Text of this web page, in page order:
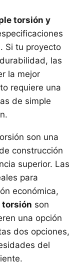
torsión y
Si tu proyecto
las
la mejor
requiere una
de simple
son una
construcción
superior. Las
para
económica,
torsión son
una opción
dos opciones,
del